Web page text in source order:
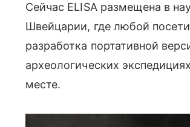
Сейчас ELISA размещена в
Швейцарии, где любой
разработка портативной
археологических
месте.